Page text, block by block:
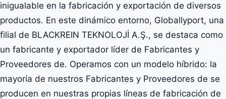
inigualable en la fabricación y exportación de diversos
productos. En este dinámico entorno, Globallyport, una
filial de BLACKREIN TEKNOLOJİ A.Ş., se destaca como
un fabricante y exportador líder de Fabricantes y
Proveedores de. Operamos con un modelo híbrido: la
mayoría de nuestros Fabricantes y Proveedores de se
producen en nuestras propias líneas de fabricación de